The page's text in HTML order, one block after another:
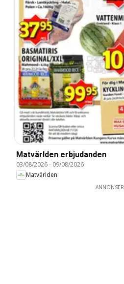
Matvärlden erbjudanden
03/08/2026- 09/08/2026
Matvärlden
ANNONSER